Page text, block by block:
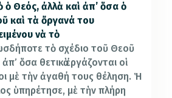
ὁ Θεός, ἀλλὰ καὶ ἀπ’ ὅσα ὁ
καὶ τὰ ὄργανά του
νὰ τὸ
τὸ σχέδιο τοῦ Θεοῦ
ὅσα θετικὰ ἐργάζονται οἱ
μὲ τὴν ἀγαθή τους θέληση. Ἡ
ὑπηρέτησε, μὲ τὴν πλήρη